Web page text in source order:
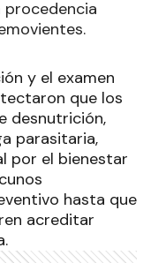
y el examen
que los
desnutrición,
parasitaria,
por el bienestar
hasta que
acreditar